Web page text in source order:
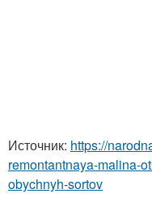
Источник: https://
remontantnaya-malina-
obychnyh-sortov